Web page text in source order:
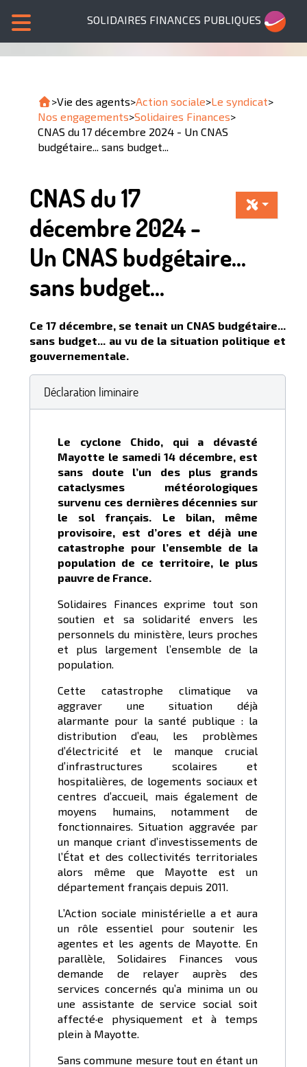
SOLIDAIRES FINANCES PUBLIQUES
>Vie des agents>Action sociale>Le syndicat>
Nos engagements>Solidaires Finances>
CNAS du 17 décembre 2024 - Un CNAS
budgétaire... sans budget...
CNAS du 17
décembre 2024 -
Un CNAS budgétaire...
sans budget...
Ce 17 décembre, se tenait un CNAS budgétaire...
sans budget... au vu de la situation politique et
gouvernementale.
Déclaration liminaire
Le cyclone Chido, qui a dévasté
Mayotte le samedi 14 décembre, est
sans doute l’un des plus grands
cataclysmes météorologiques
survenu ces dernières décennies sur
le sol français. Le bilan, même
provisoire, est d’ores et déjà une
catastrophe pour l’ensemble de la
population de ce territoire, le plus
pauvre de France.
Solidaires Finances exprime tout son
soutien et sa solidarité envers les
personnels du ministère, leurs proches
et plus largement l’ensemble de la
population.
Cette catastrophe climatique va
aggraver une situation déjà
alarmante pour la santé publique : la
distribution d’eau, les problèmes
d’électricité et le manque crucial
d’infrastructures scolaires et
hospitalières, de logements sociaux et
centres d’accueil, mais également de
moyens humains, notamment de
fonctionnaires. Situation aggravée par
un manque criant d’investissements de
l’État et des collectivités territoriales
alors même que Mayotte est un
département français depuis 2011.
L’Action sociale ministérielle a et aura
un rôle essentiel pour soutenir les
agentes et les agents de Mayotte. En
parallèle, Solidaires Finances vous
demande de relayer auprès des
services concernés qu’a minima un ou
une assistante de service social soit
affecté·e physiquement et à temps
plein à Mayotte.
Sans commune mesure tout en étant un